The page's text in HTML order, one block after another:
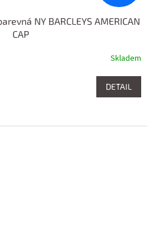
NY BARCLEYS AMERICAN
CAP
Skladem
DETAIL